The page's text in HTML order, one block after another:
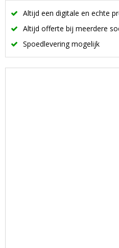
Altijd een digitale en echte
Altijd offerte bij meerdere
Spoedlevering mogelijk